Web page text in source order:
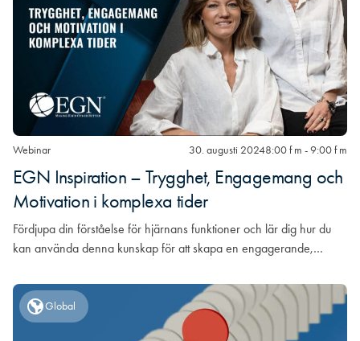
Webinar 30. augusti 20248:00 f m - 9:00 f m
EGN Inspiration – Trygghet, Engagemang och
Motivation i komplexa tider
Fördjupa din förståelse för hjärnans funktioner och lär dig hur du
kan använda denna kunskap för att skapa en engagerande,…
Global